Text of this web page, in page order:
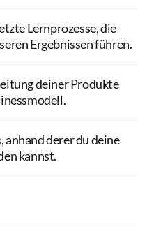
Lernprozesse, die
Ergebnissen führen.
deiner Produkte
anhand derer du deine
kannst.